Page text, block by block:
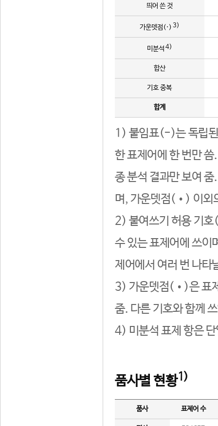
띄어 쓴 것
가운뎃점(·) 3)
미분석 4)
합산
기호 중복
합계
1) 붙임표(-)는 독립된
한 표제어에 한 번만
종 분석 결과만 보여
며, 가운뎃점(•) 이외
2) 붙여쓰기 허용 기호
수 있는 표제어에 쓰이
제어에서 여러 번 나타
3) 가운뎃점(•)은 표
줌. 다른 기호와 함께
4) 미분석 표제 항은
품사별 현황1)
품사 표제어 수